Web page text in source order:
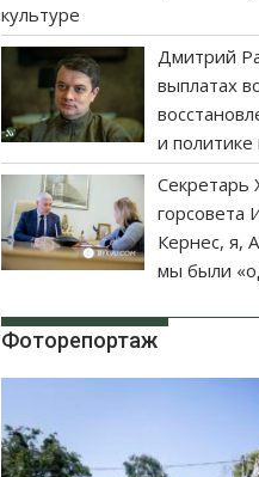
культуре
Дмитрий
выплатах
и
Секретарь
горсовета
Кернес, я,
мы были
Фоторепортаж